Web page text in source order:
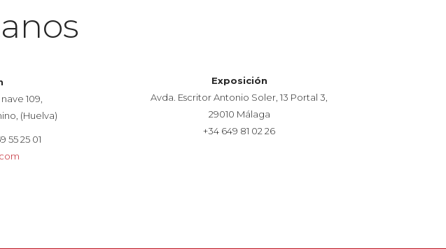
109,
(Huelva)
55 25 01
Exposición
Avda. Escritor Antonio Soler, 13 Portal 3,
29010 Málaga
+34 649 81 02 26